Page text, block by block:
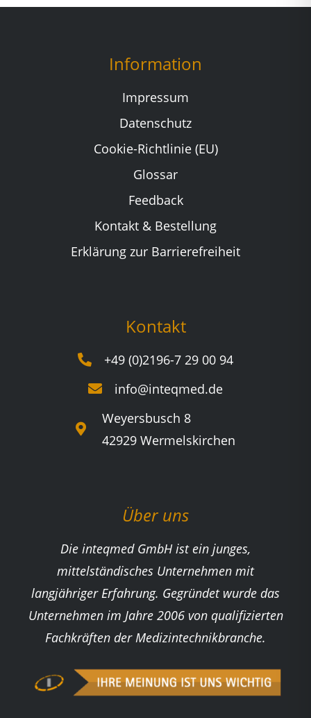
Information
Impressum
Datenschutz
Cookie-Richtlinie (EU)
Glossar
Feedback
Kontakt & Bestellung
Erklärung zur Barrierefreiheit
Kontakt
+49 (0)2196-7 29 00 94
info@inteqmed.de
Weyersbusch 8
42929 Wermelskirchen
Über uns
Die inteqmed GmbH ist ein junges,
mittelständisches Unternehmen mit
langjähriger Erfahrung. Gegründet wurde das
Unternehmen im Jahre 2006 von qualifizierten
Fachkräften der Medizintechnikbranche.